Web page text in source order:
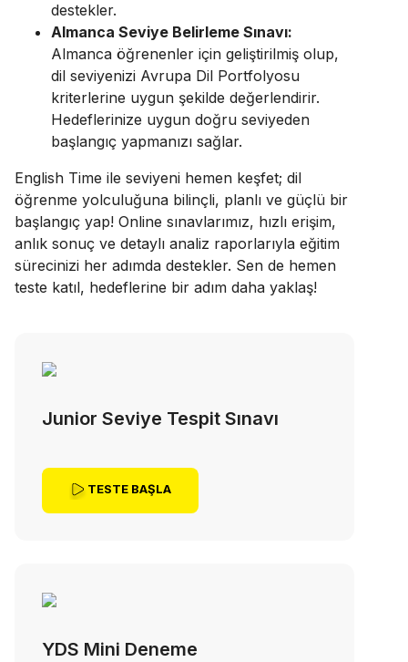
destekler.
Almanca Seviye Belirleme Sınavı:
Almanca öğrenenler için geliştirilmiş olup,
dil seviyenizi Avrupa Dil Portfolyosu
kriterlerine uygun şekilde değerlendirir.
Hedeflerinize uygun doğru seviyeden
başlangıç yapmanızı sağlar.
English Time ile seviyeni hemen keşfet; dil
öğrenme yolculuğuna bilinçli, planlı ve güçlü bir
başlangıç yap! Online sınavlarımız, hızlı erişim,
anlık sonuç ve detaylı analiz raporlarıyla eğitim
sürecinizi her adımda destekler. Sen de hemen
teste katıl, hedeflerine bir adım daha yaklaş!
Junior Seviye Tespit Sınavı
TESTE BAŞLA
YDS Mini Deneme